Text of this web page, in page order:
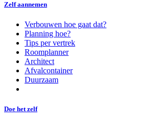
Zelf aannemen
Verbouwen hoe gaat dat?
Planning hoe?
Tips per vertrek
Roomplanner
Architect
Afvalcontainer
Duurzaam
Doe het zelf